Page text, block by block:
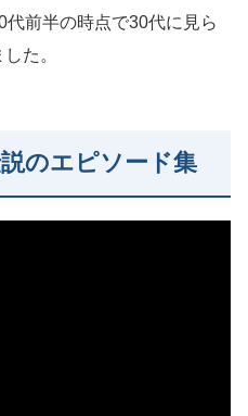
前半の時点で30代に見ら
た。
のエピソード集